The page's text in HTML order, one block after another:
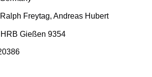
Freytag, Andreas Hubert
Gießen 9354